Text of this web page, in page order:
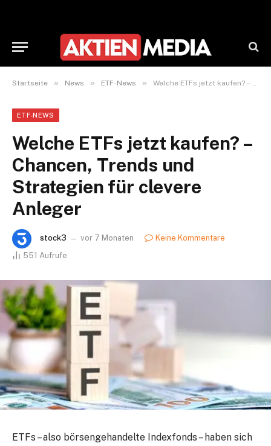
Startseite » News » ETF-News » Welche ETFs jetzt kaufen? – Chancen, Trends und Strategien für clevere Anleger
ETF-NEWS
Welche ETFs jetzt kaufen? –
Chancen, Trends und
Strategien für clevere
Anleger
stock3 vor 7 Monaten
Keine Kommentare
551 Aufrufe
ETFs – also börsengehandelte Indexfonds – haben sich